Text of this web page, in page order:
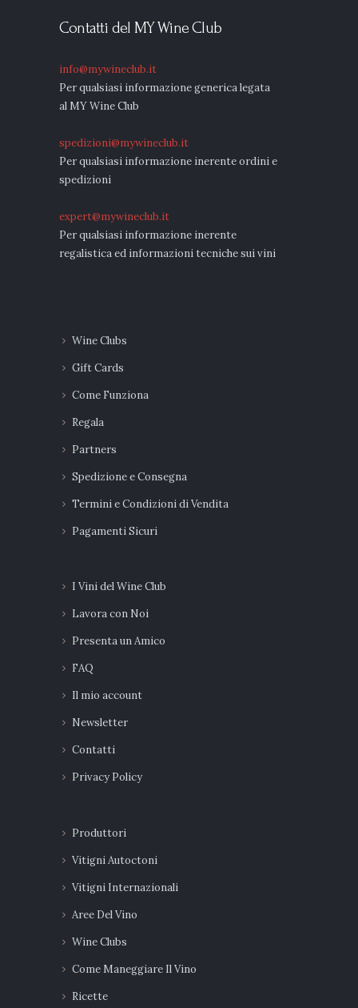
Contatti del MY Wine Club
info@mywineclub.it
Per qualsiasi informazione generica legata
al MY Wine Club
spedizioni@mywineclub.it
Per qualsiasi informazione inerente ordini e
spedizioni
expert@mywineclub.it
Per qualsiasi informazione inerente
regalistica ed informazioni tecniche sui vini
Wine Clubs
Gift Cards
Come Funziona
Regala
Partners
Spedizione e Consegna
Termini e Condizioni di Vendita
Pagamenti Sicuri
I Vini del Wine Club
Lavora con Noi
Presenta un Amico
FAQ
Il mio account
Newsletter
Contatti
Privacy Policy
Produttori
Vitigni Autoctoni
Vitigni Internazionali
Aree Del Vino
Wine Clubs
Come Maneggiare Il Vino
Ricette